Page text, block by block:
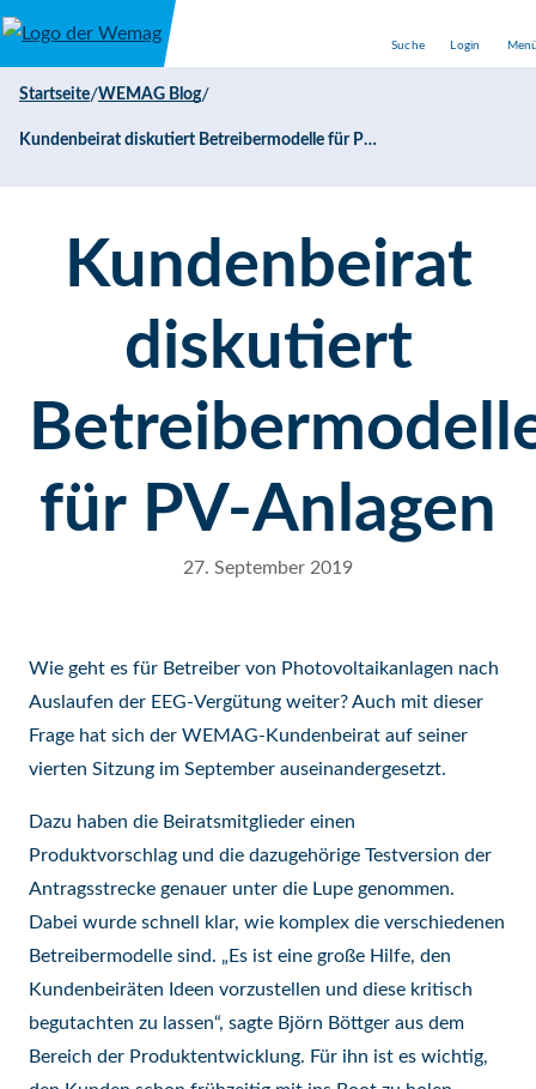
Direkt zum Inhalt
Suche Login
Startseite/WEMAG Blog/
Kundenbeirat diskutiert Betreibermodelle für PV-Anlagen
Kundenbeirat
diskutiert
für PV-Anlagen
27. September 2019
Wie geht es für Betreiber von Photovoltaikanlagen nach
Auslaufen der EEG-Vergütung weiter? Auch mit dieser
Frage hat sich der WEMAG-Kundenbeirat auf seiner
vierten Sitzung im September auseinandergesetzt.
Dazu haben die Beiratsmitglieder einen
Produktvorschlag und die dazugehörige Testversion der
Antragsstrecke genauer unter die Lupe genommen.
Dabei wurde schnell klar, wie komplex die verschiedenen
Betreibermodelle sind. „Es ist eine große Hilfe, den
Kundenbeiräten Ideen vorzustellen und diese kritisch
begutachten zu lassen“, sagte Björn Böttger aus dem
Bereich der Produktentwicklung. Für ihn ist es wichtig,